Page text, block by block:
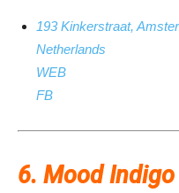
193 Kinkerstraat,
Netherlands
WEB
FB
6. Mood Indigo